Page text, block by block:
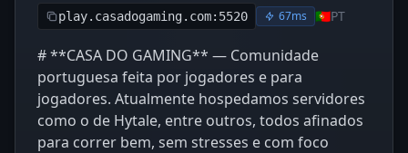
play.casadogaming.com:5520 67ms 🇵🇹PT
# **CASA DO GAMING** — Comunidade
portuguesa feita por jogadores e para
jogadores. Atualmente hospedamos servidores
como o de Hytale, entre outros, todos afinados
para correr bem, sem stresses e com foco